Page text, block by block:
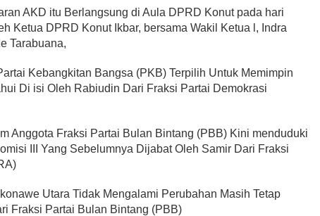
AKD itu Berlangsung di Aula DPRD Konut pada hari
Ketua DPRD Konut Ikbar, bersama Wakil Ketua l, Indra
Tarabuana,
Kebangkitan Bangsa (PKB) Terpilih Untuk Memimpin
Di isi Oleh Rabiudin Dari Fraksi Partai Demokrasi
Anggota Fraksi Partai Bulan Bintang (PBB) Kini menduduki
III Yang Sebelumnya Dijabat Oleh Samir Dari Fraksi
Utara Tidak Mengalami Perubahan Masih Tetap
Fraksi Partai Bulan Bintang (PBB)